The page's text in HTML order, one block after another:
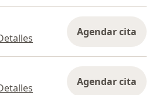
Agendar cita
Agendar cita